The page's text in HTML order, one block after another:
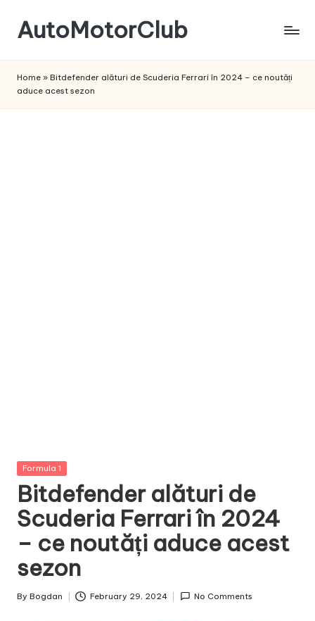
Skip
content
AutoMotorClub
masini
Home » Bitdefender alături de Scuderia Ferrari în 2024 – ce noutăți
aduce acest sezon
Posted
Formula 1
Bitdefender alături de
Scuderia Ferrari în 2024
– ce noutăți aduce acest
sezon
Posted
By Bogdan February 29, 2024 No Comments